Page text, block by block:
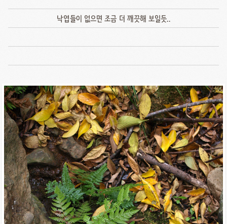
낙엽들이 없으면 조금 더 깨끗해 보일듯..